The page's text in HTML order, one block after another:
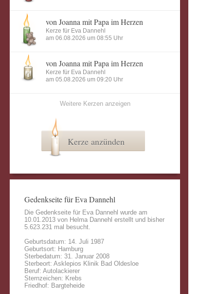
von Joanna mit Papa im Herzen
Kerze für Eva Dannehl
am 06.08.2026 um 08:55 Uhr
von Joanna mit Papa im Herzen
Kerze für Eva Dannehl
am 05.08.2026 um 09:20 Uhr
Weitere Kerzen anzeigen
Kerze anzünden
Gedenkseite für Eva Dannehl
Die Gedenkseite für Eva Dannehl wurde am
10.01.2013 von Helma Dannehl erstellt und bisher
5.623.231 mal besucht.
Geburtsdatum: 14. Juli 1987
Geburtsort: Hamburg
Sterbedatum: 31. Januar 2008
Sterbeort: Asklepios Klinik Bad Oldesloe
Beruf: Autolackierer
Sternzeichen: Krebs
Friedhof: Bargteheide